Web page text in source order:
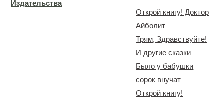
Издательства
Открой книгу! Доктор
Айболит
Трям, Здравствуйте!
И другие сказки
Было у бабушки
сорок внучат
Открой книгу!